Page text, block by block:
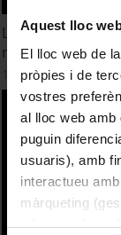
Aquest lloc
El lloc web de
pròpies i de
vostres
al lloc web
puguin
usuaris), amb
interactueu
màrqueting
adequant-la en
Los proyectos
regeneración
13 desembre, 2012